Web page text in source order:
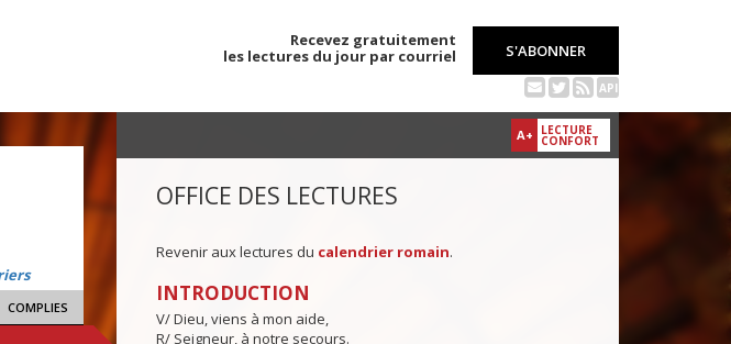
Recevez gratuitement
les lectures du jour par courriel
S'ABONNER
API
COMPLIES
A+ LECTURE
CONFORT
OFFICE DES LECTURES
Revenir aux lectures du calendrier romain.
INTRODUCTION
V/ Dieu, viens à mon aide,
R/ Seigneur, à notre secours.